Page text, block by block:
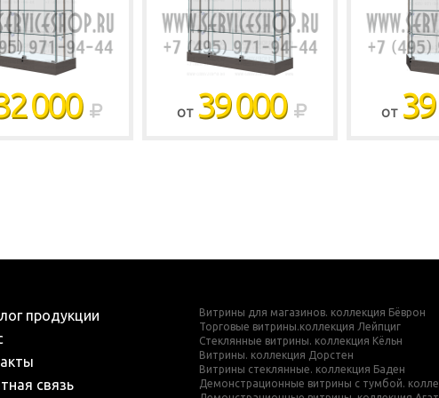
000 ОТ 39 000 ОТ
продукции
связь
Витрины для магазинов. коллекция Бёврон
Торговые витрины.коллекция Лейпциг
Стеклянные витрины. коллекция Кёльн
Витрины. коллекция Дорстен
Витрины стеклянные. коллекция Баден
Демонстрационные витрины с тумбой.